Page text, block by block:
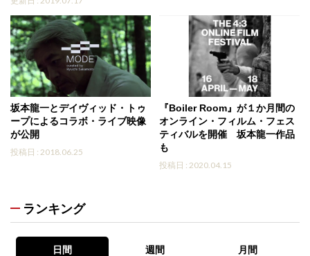
坂本龍一とデイヴィッド・トゥ
ープによるコラボ・ライブ映像
が公開
投稿日 : 2018.06.25
『Boiler Room』が１か月間の
オンライン・フィルム・フェス
ティバルを開催 坂本龍一作品
も
投稿日 : 2020.04.15
ランキング
日間 週間 月間